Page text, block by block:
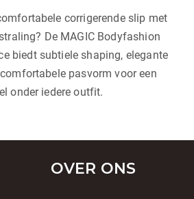
corrigerende slip met
De MAGIC Bodyfashion
biedt subtiele shaping, elegante
pasvorm voor een
onder iedere outfit.
OVER ONS